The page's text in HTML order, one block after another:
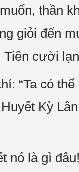
thần
giỏi đến
Tiên cười
“Ta có thể
Kỳ
nó là gì